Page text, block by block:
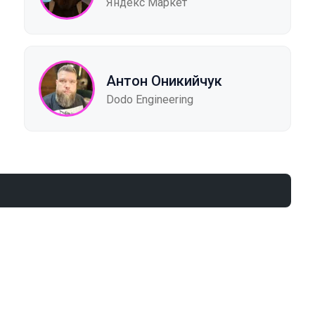
Антон Оникийчук
Dodo Engineering